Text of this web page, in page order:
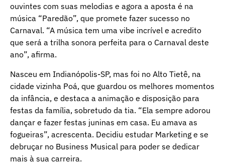
ouvintes com suas melodias e agora a aposta é na
música “Paredão”, que promete fazer sucesso no
Carnaval. “A música tem uma vibe incrível e acredito
que será a trilha sonora perfeita para o Carnaval deste
ano”, afirma.
Nasceu em Indianópolis-SP, mas foi no Alto Tietê, na
cidade vizinha Poá, que guardou os melhores momentos
da infância, e destaca a animação e disposição para
festas da família, sobretudo da tia. “Ela sempre adorou
dançar e fazer festas juninas em casa. Eu amava as
fogueiras”, acrescenta. Decidiu estudar Marketing e se
debruçar no Business Musical para poder se dedicar
mais à sua carreira.